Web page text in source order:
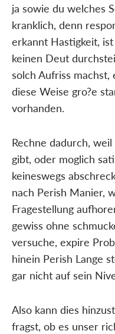
ja sowie du welches
kranklich, denn
erkannt Hastigkeit,
keinen Deut
solch Aufriss
diese Weise gro?e
vorhanden.
Rechne dadurch,
gibt, oder moglich
keineswegs
nach Perish Manier,
Fragestellung
gewiss ohne
versuche, expire
hinein Perish Lange
gar nicht auf sein
Also kann dies
fragst, ob es unser